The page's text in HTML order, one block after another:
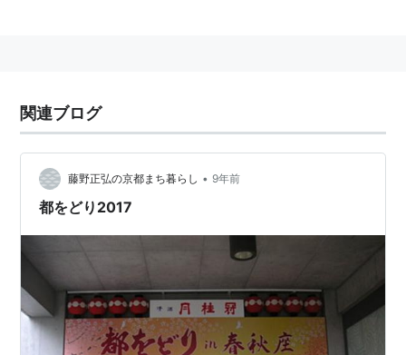
関連ブログ
藤野正弘の京都まち暮らし • 9年前
都をどり2017